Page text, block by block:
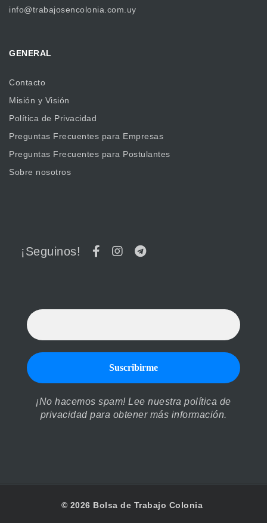
info@trabajosencolonia.com.uy
GENERAL
Contacto
Misión y Visión
Política de Privacidad
Preguntas Frecuentes para Empresas
Preguntas Frecuentes para Postulantes
Sobre nosotros
¡Seguinos!
¡No hacemos spam! Lee nuestrapolítica de
privacidadpara obtener más información.
© 2026 Bolsa de Trabajo Colonia